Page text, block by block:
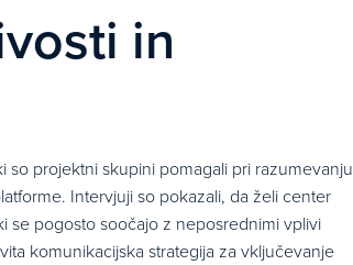
in
projektni skupini pomagali pri razumevanju
Intervjuji so pokazali, da želi center
se pogosto soočajo z neposrednimi vplivi
komunikacijska strategija za vključevanje